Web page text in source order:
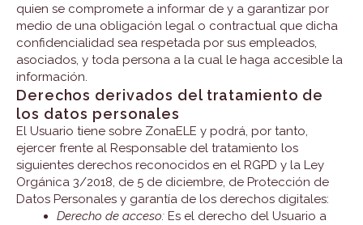
quien se compromete a informar de y a garantizar por
medio de una obligación legal o contractual que dicha
confidencialidad sea respetada por sus empleados,
asociados, y toda persona a la cual le haga accesible la
información.
Derechos derivados del tratamiento de
los datos personales
El Usuario tiene sobre ZonaELE y podrá, por tanto,
ejercer frente al Responsable del tratamiento los
siguientes derechos reconocidos en el RGPD y la Ley
Orgánica 3/2018, de 5 de diciembre, de Protección de
Datos Personales y garantía de los derechos digitales:
Derecho de acceso: Es el derecho del Usuario a